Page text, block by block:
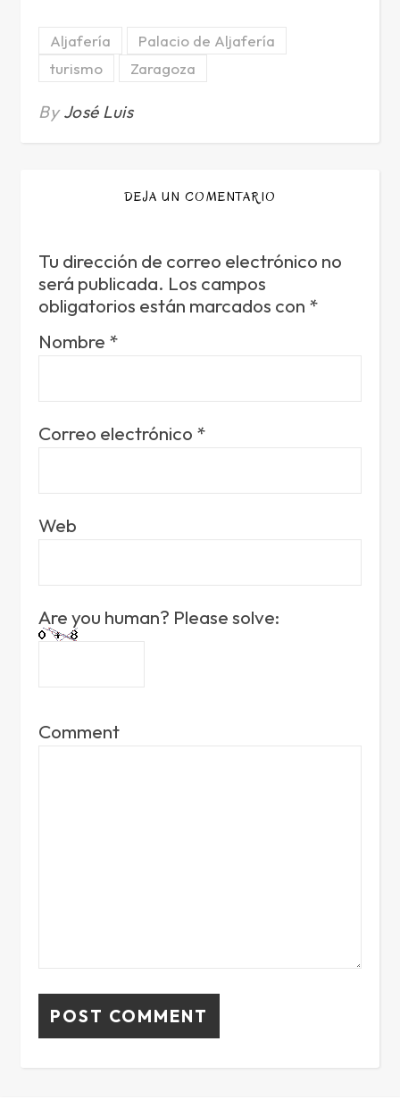
Aljafería
Palacio de Aljafería
turismo
Zaragoza
ByJosé Luis
DEJA UN COMENTARIO
Tu dirección de correo electrónico no
será publicada. Los campos
obligatorios están marcados con *
Nombre *
Correo electrónico *
Web
Are you human? Please solve:
Comment